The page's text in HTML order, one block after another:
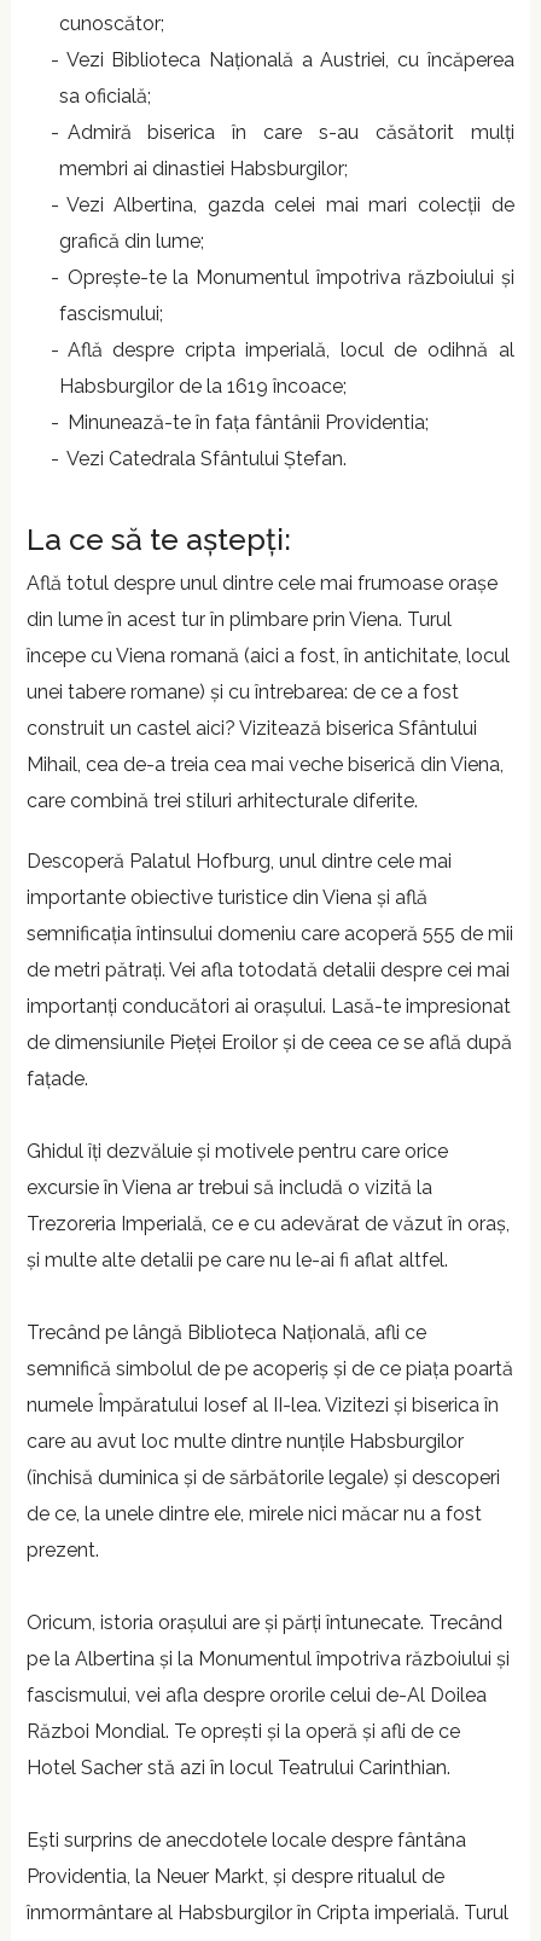
cunoscător;
Vezi Biblioteca Națională a Austriei, cu încăperea
sa oficială;
Admiră biserica în care s-au căsătorit mulți
membri ai dinastiei Habsburgilor;
Vezi Albertina, gazda celei mai mari colecții de
grafică din lume;
Oprește-te la Monumentul împotriva războiului și
fascismului;
Află despre cripta imperială, locul de odihnă al
Habsburgilor de la 1619 încoace;
Minunează-te în fața fântânii Providentia;
Vezi Catedrala Sfântului Ștefan.
La ce să te aștepți:
Află totul despre unul dintre cele mai frumoase orașe
din lume în acest tur în plimbare prin Viena. Turul
începe cu Viena romană (aici a fost, în antichitate, locul
unei tabere romane) și cu întrebarea: de ce a fost
construit un castel aici? Vizitează biserica Sfântului
Mihail, cea de-a treia cea mai veche biserică din Viena,
care combină trei stiluri arhitecturale diferite.
Descoperă Palatul Hofburg, unul dintre cele mai
importante obiective turistice din Viena și află
semnificația întinsului domeniu care acoperă 555 de mii
de metri pătrați. Vei afla totodată detalii despre cei mai
importanți conducători ai orașului. Lasă-te impresionat
de dimensiunile Pieței Eroilor și de ceea ce se află după
fațade.
Ghidul îți dezvăluie și motivele pentru care orice
excursie în Viena ar trebui să includă o vizită la
Trezoreria Imperială, ce e cu adevărat de văzut în oraș,
și multe alte detalii pe care nu le-ai fi aflat altfel.
Trecând pe lângă Biblioteca Națională, afli ce
semnifică simbolul de pe acoperiș și de ce piața poartă
numele Împăratului Iosef al II-lea. Vizitezi și biserica în
care au avut loc multe dintre nunțile Habsburgilor
(închisă duminica și de sărbătorile legale) și descoperi
de ce, la unele dintre ele, mirele nici măcar nu a fost
prezent.
Oricum, istoria orașului are și părți întunecate. Trecând
pe la Albertina și la Monumentul împotriva războiului și
fascismului, vei afla despre ororile celui de-Al Doilea
Război Mondial. Te oprești și la operă și afli de ce
Hotel Sacher stă azi în locul Teatrului Carinthian.
Ești surprins de anecdotele locale despre fântâna
Providentia, la Neuer Markt, și despre ritualul de
înmormântare al Habsburgilor în Cripta imperială. Turul